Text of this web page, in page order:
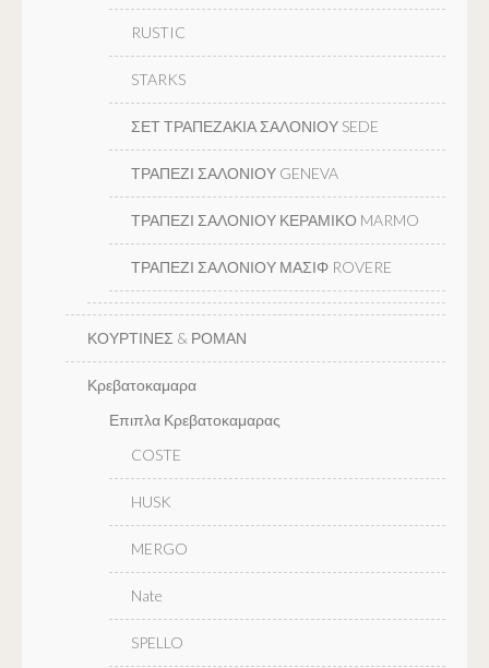
RUSTIC
STARKS
ΣΕΤ ΤΡΑΠΕΖΑΚΙΑ ΣΑΛΟΝΙΟΥ SEDE
ΤΡΑΠΕΖΙ ΣΑΛΟΝΙΟΥ GENEVA
ΤΡΑΠΕΖΙ ΣΑΛΟΝΙΟΥ ΚΕΡΑΜΙΚΟ MARMO
ΤΡΑΠΕΖΙ ΣΑΛΟΝΙΟΥ ΜΑΣΙΦ ROVERE
ΚΟΥΡΤΙΝΕΣ & ΡΟΜΑΝ
Κρεβατοκαμαρα
Επιπλα Κρεβατοκαμαρας
COSTE
HUSK
MERGO
Nate
SPELLO